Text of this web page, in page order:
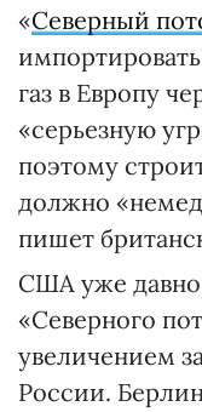
«Северный
газ в Европу
«серьезную
поэтому
должно
пишет
США уже давно
«Северного
увеличением
России.